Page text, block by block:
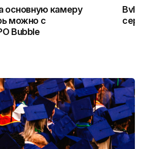
основную камеру
можно с
Bubble